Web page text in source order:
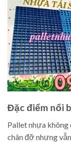
Đặc điểm nổi
Pallet nhựa
chân đỡ nhưng